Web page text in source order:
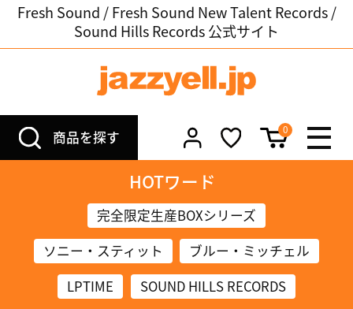
Fresh Sound / Fresh Sound New Talent Records /
Sound Hills Records 公式サイト
商品を探す 0
HOTワード
完全限定生産BOXシリーズ
ソニー・スティット
ブルー・ミッチェル
LPTIME
SOUND HILLS RECORDS